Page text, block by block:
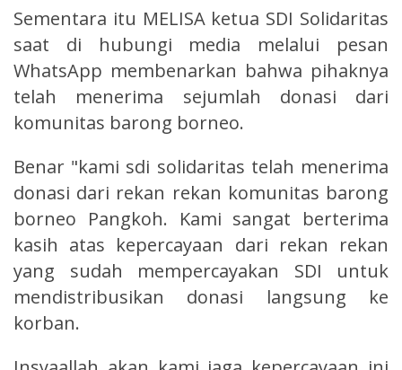
Sementara itu MELISA ketua SDI Solidaritas
saat di hubungi media melalui pesan
WhatsApp membenarkan bahwa pihaknya
telah menerima sejumlah donasi dari
komunitas barong borneo.
Benar "kami sdi solidaritas telah menerima
donasi dari rekan rekan komunitas barong
borneo Pangkoh. Kami sangat berterima
kasih atas kepercayaan dari rekan rekan
yang sudah mempercayakan SDI untuk
mendistribusikan donasi langsung ke
korban.